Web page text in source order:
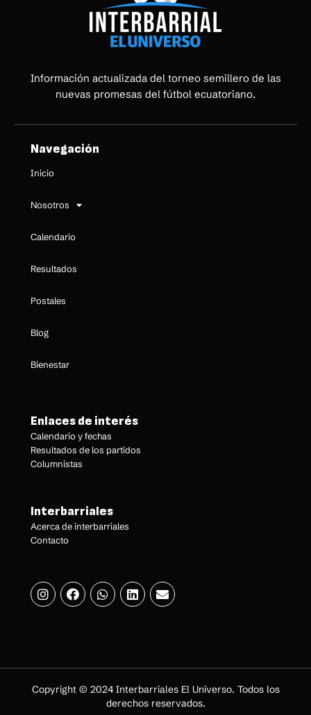
Información actualizada del torneo semillero de las
nuevas promesas del fútbol ecuatoriano.
Navegación
Inicio
Nosotros
Calendario
Resultados
Postales
Blog
Bienestar
Enlaces de interés
Calendario y fechas
Resultados de los partidos
Columnistas
Interbarriales
Acerca de interbarriales
Contacto
Copyright © 2024 Interbarriales El Universo. Todos los
derechos reservados.